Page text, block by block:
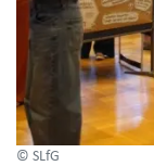
© SLfG